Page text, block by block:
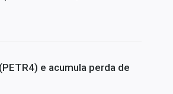
e acumula perda de